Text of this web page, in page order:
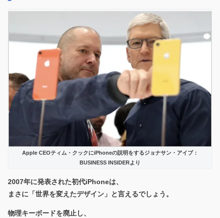
Apple CEOティム・クックにiPhoneの説明をするジョナサン・アイブ：
BUSINESS INSIDERより
2007年に発表された初代iPhoneは、
まさに「世界を変えたデザイン」と言えるでしょう。
物理キーボードを廃止し、